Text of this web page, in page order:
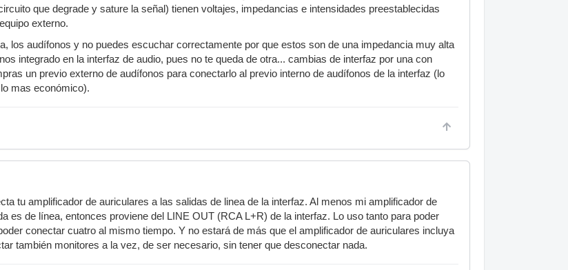
que degrade y sature la señal) tienen voltajes, impedancias e intensidades preestablecidas
externo.
los audífonos y no puedes escuchar correctamente por que estos son de una impedancia muy alta
integrado en la interfaz de audio, pues no te queda de otra... cambias de interfaz por una con
un previo externo de audífonos para conectarlo al previo interno de audífonos de la interfaz (lo
mas económico).
tu amplificador de auriculares a las salidas de linea de la interfaz. Al menos mi amplificador de
es de línea, entonces proviene del LINE OUT (RCA L+R) de la interfaz. Lo uso tanto para poder
conectar cuatro al mismo tiempo. Y no estará de más que el amplificador de auriculares incluya
también monitores a la vez, de ser necesario, sin tener que desconectar nada.